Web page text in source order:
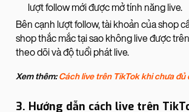
lượt follow mới được mở tính năng live.
Bên cạnh lượt follow, tài khoản của shop
shop thắc mắc tại sao không live được
theo dõi và độ tuổi phát live.
Xem thêm:Cách live trên TikTok khi chưa đủ
3. Hướng dẫn cách live trên